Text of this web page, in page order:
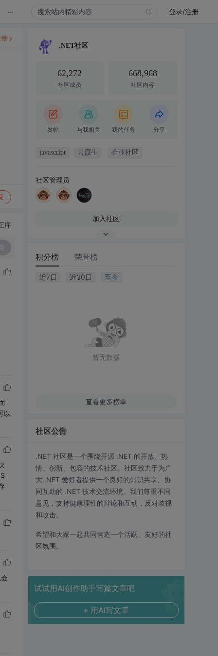
... 登录/注册
序
以
.NET社区
62,272
社区成员
668,968
社区内容
发帖 与我相关 我的任务 分享
javascript 云原生 企业社区
社区管理员
加入社区
积分榜 荣誉榜
近7日 近30日 至今
暂无数据
查看更多榜单
社区公告
.NET 社区是一个围绕开源 .NET 的开放、热
情、创新、包容的技术社区。社区致力于为广
大 .NET 爱好者提供一个良好的知识共享、协
同互助的 .NET 技术交流环境。我们尊重不同
意见，支持健康理性的辩论和互动，反对歧视
和攻击。
希望和大家一起共同营造一个活跃、友好的社
区氛围。
试试用AI创作助手写篇文章吧
+ 用AI写文章